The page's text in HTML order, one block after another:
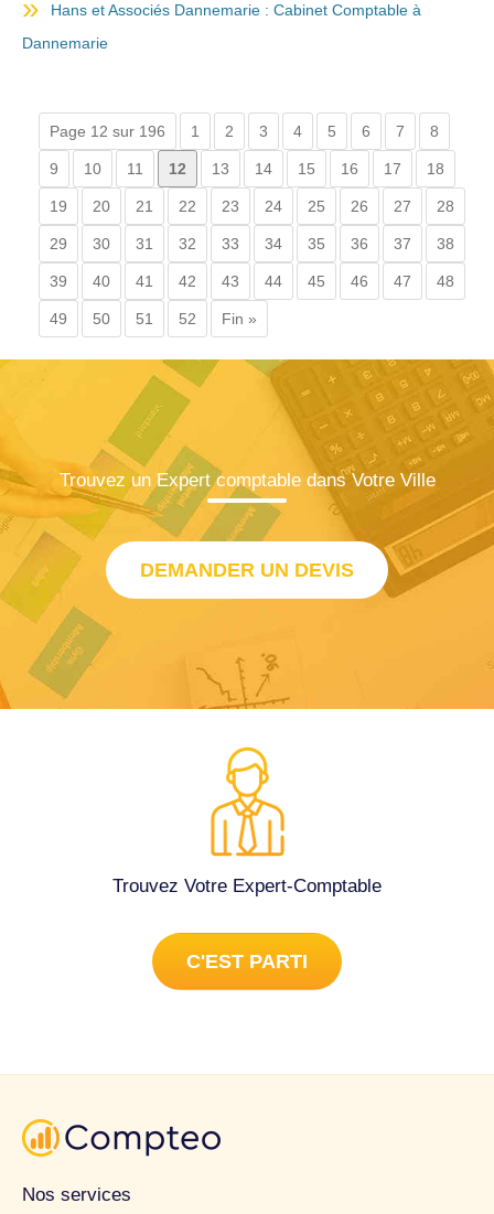
Hans et Associés Dannemarie : Cabinet Comptable à
Dannemarie
Page 12 sur 196 1 2 3 4 5 6 7 8
9 10 11 12 13 14 15 16 17 18
19 20 21 22 23 24 25 26 27 28
29 30 31 32 33 34 35 36 37 38
39 40 41 42 43 44 45 46 47 48
49 50 51 52 Fin »
Trouvez un Expert comptable dans Votre Ville
DEMANDER UN DEVIS
Trouvez Votre Expert-Comptable
C'EST PARTI
Nos services